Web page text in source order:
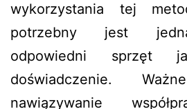
wykorzystania tej
potrzebny jest
odpowiedni sprzęt
doświadczenie.
nawiązywanie